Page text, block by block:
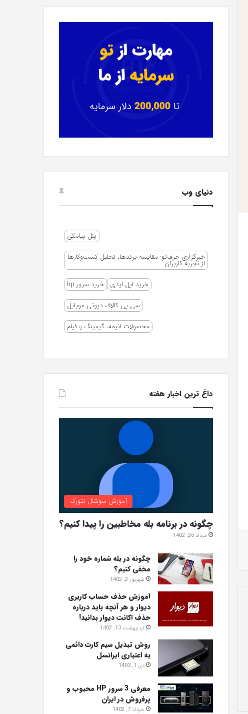
دنیای وب
پنل پیامکی
خبرگزاری حرف‌تو: مقایسه برندها، تحلیل کسب‌وکارها
از تجربه کاربران
خرید سرور hp
خرید اپل ایدی
سی پی کالاف دیوتی موبایل
محصولات انیمه، گیمینگ و فیلم
داغ ترین اخبار هفته
آموزش سوشال نتورک
چگونه در برنامه بله مخاطبین را پیدا کنیم؟
مرداد 26, 1402
چگونه در بله شماره خود را
مخفی کنیم؟
شهریور 2, 1402
آموزش حذف حساب کاربری
دیوار و هر آنچه باید درباره
حذف اکانت دیوار بدانید!
اردیبهشت 13, 1402
روش تبدیل سیم کارت دائمی
به اعتباری ایرانسل
دی 1, 1403
معرفی 3 سرور HP محبوب و
پرفروش در ایران
خرداد 7, 1402